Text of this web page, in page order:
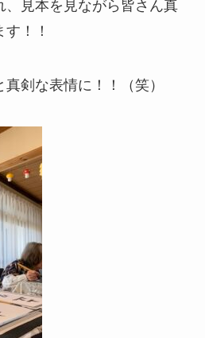
、見本を見ながら皆さん真
！！
剣な表情に！！（笑）